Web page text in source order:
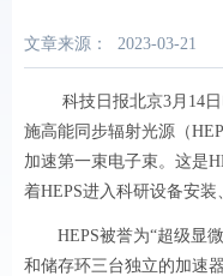
文章来源： 2023-03-21
科技日报北京3月14日
施高能同步辐射光源（
加速第一束电子束。这是
着HEPS进入科研设备安装
HEPS被誉为“超级显微
和储存环三台独立的加速